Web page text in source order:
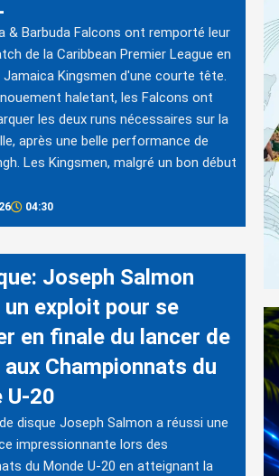
& Barbuda Falcons ont remporté leur
de la Caribbean Premier League en
Kingsmen d'une courte tête.
haletant, les Falcons ont
les deux runs nécessaires sur la
après une belle performance de
Les Kingsmen, malgré un bon début
04:30
Joseph Salmon
exploit pour se
en finale du lancer de
Championnats du
U-20
disque Joseph Salmon a réussi une
impressionnante lors des
du Monde U-20 en atteignant la